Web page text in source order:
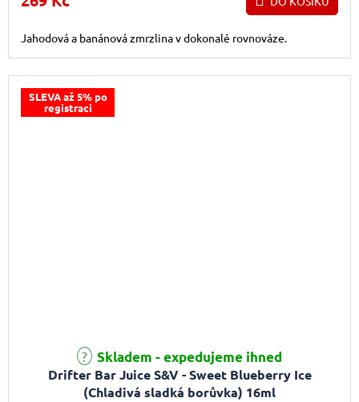
Jahodová a banánová zmrzlina v dokonalé rovnováze.
SLEVA až 5% po
registraci
Drifter Bar Juice S&V - Sweet Blueberry Ice
(Chladivá sladká borůvka) 16ml
Skladem - expedujeme ihned